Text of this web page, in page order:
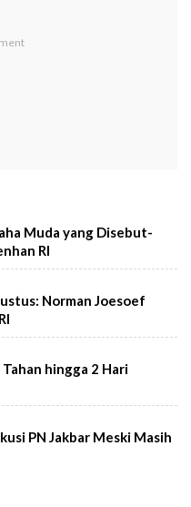
Muda yang Disebut-
RI
Norman Joesoef
hingga 2 Hari
PN Jakbar Meski Masih